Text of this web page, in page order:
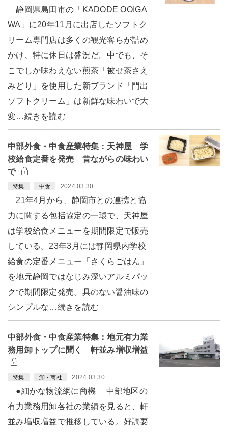
静岡県島田市の「KADODE OOIGA
WA」に20年11月に出店したソフトク
リーム専門店は多くの観光客らが詰め
かけ、特に休日は盛況だ。中でも、そ
こでしか味わえない煎茶「被せ茶さえ
みどり」を使用した新ブランド「門出
ソフトクリーム」は新鮮な味わいで大
変…続きを読む
中部外食・中食産業特集：天神屋 学
校給食定番を発売 昔ながらの味わい
で
特集 中食 2024.03.30
21年4月から、静岡市との連携と協
力に関する包括協定の一環で、天神屋
は学校給食メニューを期間限定で販売
している。23年3月には静岡県内学校
給食の定番メニュー「さくらごはん」
を地元静岡ではなじみ深いアルミパッ
クで期間限定発売。具のない醤油味の
シンプルな…続きを読む
中部外食・中食産業特集：地元有力業
務用卸トップに聞く 軒並み増収増益
特集 卸・商社 2024.03.30
●細かな物流網に商機 中部地区の
有力業務用卸各社の業績を見ると、軒
並み増収増益で推移している。好調要